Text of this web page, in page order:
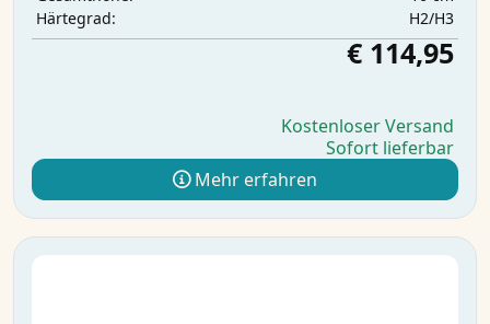
Härtegrad:
H2/H3
€ 114,95
Kostenloser Versand
Sofort lieferbar
Mehr erfahren